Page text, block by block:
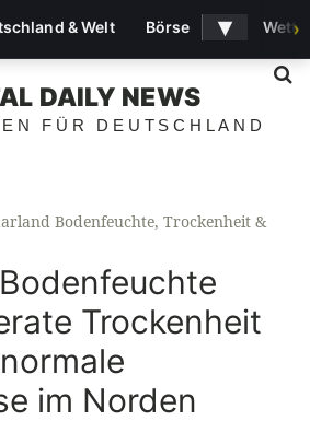
DAILY NEWS
FÜR DEUTSCHLAND
Bodenfeuchte, Trockenheit &
Bodenfeuchte
Trockenheit
im Norden
& Welt Börse ▾ ›